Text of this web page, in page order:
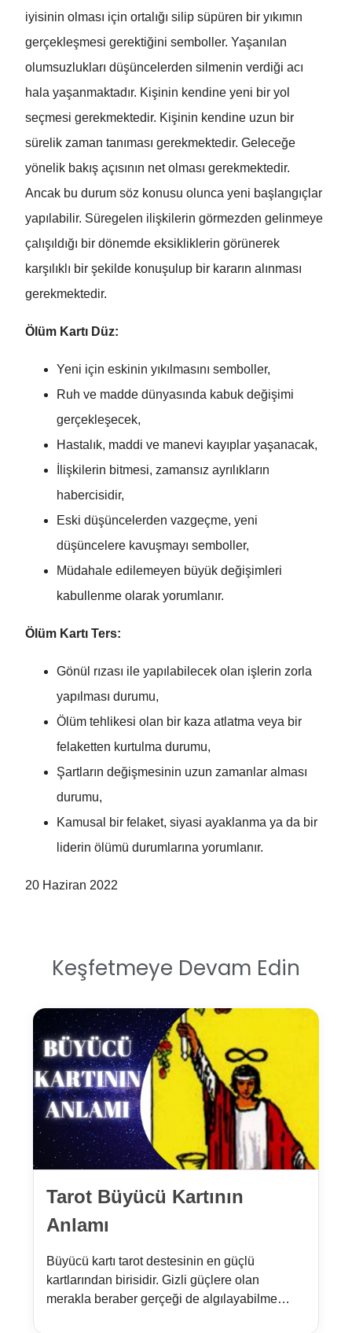
iyisinin olması için ortalığı silip süpüren bir yıkımın
gerçekleşmesi gerektiğini semboller. Yaşanılan
olumsuzlukları düşüncelerden silmenin verdiği acı
hala yaşanmaktadır. Kişinin kendine yeni bir yol
seçmesi gerekmektedir. Kişinin kendine uzun bir
sürelik zaman tanıması gerekmektedir. Geleceğe
yönelik bakış açısının net olması gerekmektedir.
Ancak bu durum söz konusu olunca yeni başlangıçlar
yapılabilir. Süregelen ilişkilerin görmezden gelinmeye
çalışıldığı bir dönemde eksikliklerin görünerek
karşılıklı bir şekilde konuşulup bir kararın alınması
gerekmektedir.
Ölüm Kartı Düz:
Yeni için eskinin yıkılmasını semboller,
Ruh ve madde dünyasında kabuk değişimi
gerçekleşecek,
Hastalık, maddi ve manevi kayıplar yaşanacak,
İlişkilerin bitmesi, zamansız ayrılıkların
habercisidir,
Eski düşüncelerden vazgeçme, yeni
düşüncelere kavuşmayı semboller,
Müdahale edilemeyen büyük değişimleri
kabullenme olarak yorumlanır.
Ölüm Kartı Ters:
Gönül rızası ile yapılabilecek olan işlerin zorla
yapılması durumu,
Ölüm tehlikesi olan bir kaza atlatma veya bir
felaketten kurtulma durumu,
Şartların değişmesinin uzun zamanlar alması
durumu,
Kamusal bir felaket, siyasi ayaklanma ya da bir
liderin ölümü durumlarına yorumlanır.
20 Haziran 2022
Keşfetmeye Devam Edin
Tarot Büyücü Kartının
Anlamı
Büyücü kartı tarot destesinin en güçlü
kartlarından birisidir. Gizli güçlere olan
merakla beraber gerçeği de algılayabilme